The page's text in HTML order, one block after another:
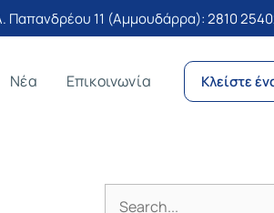
11 (Αμμουδάρρα):2810
Νέα Επικοινωνία Κλείστε